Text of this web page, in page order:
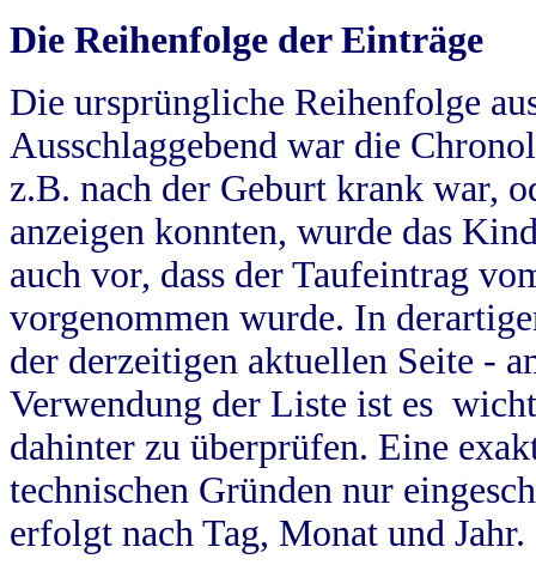
Die Reihenfolge der Einträge
Die ursprüngliche Reihenfolge
Ausschlaggebend war die
z.B. nach der Geburt krank war,
anzeigen konnten, wurde das
auch vor, dass der Taufeintrag
vorgenommen wurde. In
der derzeitigen aktuellen Seite -
Verwendung der Liste ist es
dahinter zu überprüfen. Eine
technischen Gründen nur
erfolgt nach Tag, Monat und Jahr.